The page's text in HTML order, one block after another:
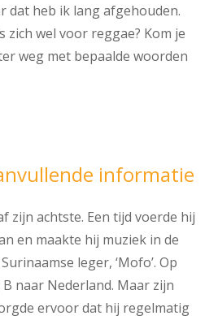
dat heb ik lang afgehouden.
zich wel voor reggae? Kom je
weg met bepaalde woorden
informatie
zijn achtste. Een tijd voerde hij
en maakte hij muziek in de
leger, ‘Mofo’. Op
naar Nederland. Maar zijn
ervoor dat hij regelmatig